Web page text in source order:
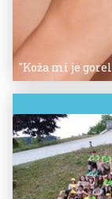
"Koža mi je